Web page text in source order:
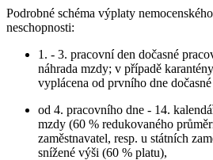
Podrobné schéma výplaty
neschopnosti:
1. - 3. pracovní den dočasné
náhrada mzdy; v případě
vyplácena od prvního dne
od 4. pracovního dne - 14.
mzdy (60 % redukovaného
zaměstnavatel, resp. u státních
snížené výši (60 % platu),